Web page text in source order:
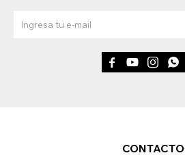
CONTACTO
   